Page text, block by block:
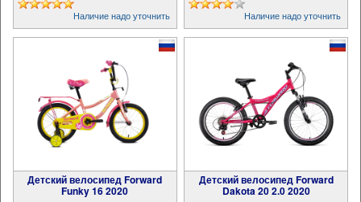
Наличие надо уточнить Наличие надо уточнить
Детский велосипед Forward
Funky 16 2020
Детский велосипед Forward
Dakota 20 2.0 2020